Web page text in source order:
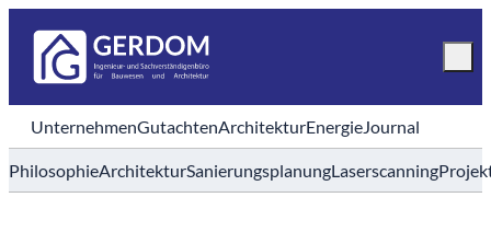
UnternehmenGutachtenArchitekturEnergieJournal
PhilosophieArchitekturSanierungsplanungLaserscanning